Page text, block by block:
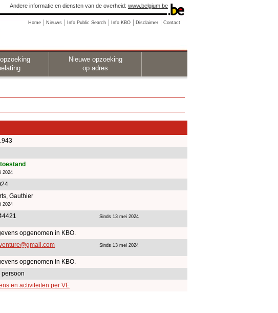
Andere informatie en diensten van de overheid: www.belgium.be
Home Nieuws Info Public Search Info KBO Disclaimer Contact
Nieuwe opzoeking
op adres
2024
Gauthier
2024
Sinds 13 mei 2024
opgenomen in KBO.
Sinds 13 mei 2024
opgenomen in KBO.
persoon
en activiteiten per VE